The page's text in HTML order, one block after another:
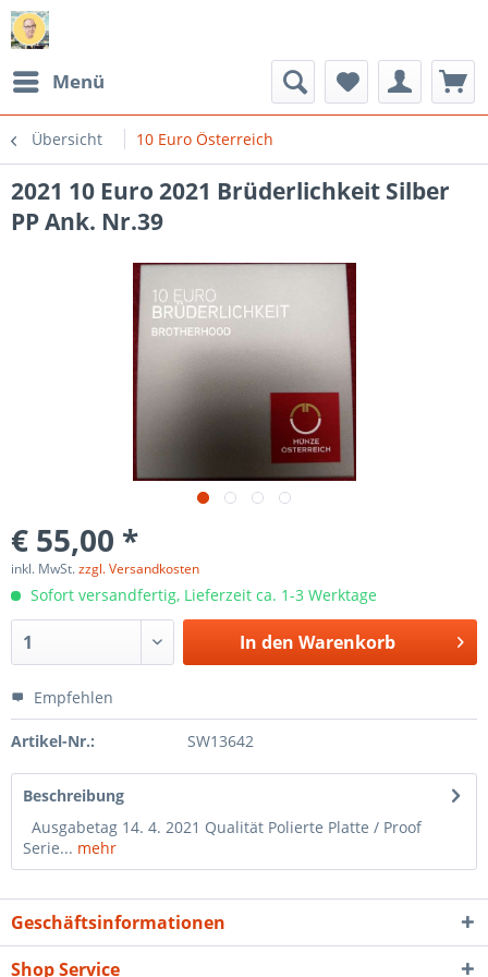
Menü
Übersicht 10 Euro Österreich
2021 10 Euro 2021 Brüderlichkeit Silber
PP Ank. Nr.39
€ 55,00 *
inkl. MwSt.zzgl. Versandkosten
Sofort versandfertig, Lieferzeit ca. 1-3 Werktage
In den Warenkorb
Empfehlen
Artikel-Nr.: SW13642
Beschreibung
Ausgabetag 14. 4. 2021 Qualität Polierte Platte / Proof
Serie... mehr
Geschäftsinformationen
Shop Service